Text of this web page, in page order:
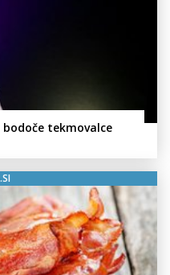
bodoče tekmovalce